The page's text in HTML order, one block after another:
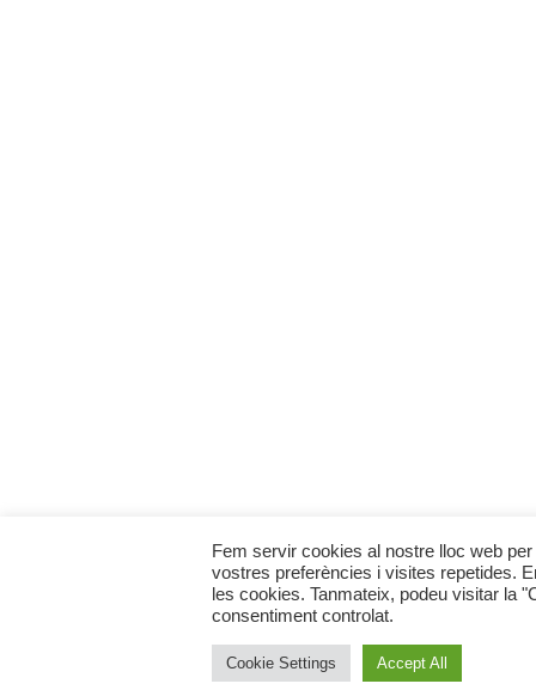
Fem servir cookies al nostre lloc web
vostres preferències i visites repetides.
les cookies. Tanmateix, podeu visitar la
consentiment controlat.
Cookie Settings Accept All